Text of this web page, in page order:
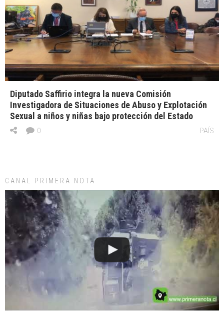
Diputado Saffirio integra la nueva Comisión
Investigadora de Situaciones de Abuso y Explotación
Sexual a niños y niñas bajo protección del Estado
PAÍS
0
CANAL PRIMERA NOTA